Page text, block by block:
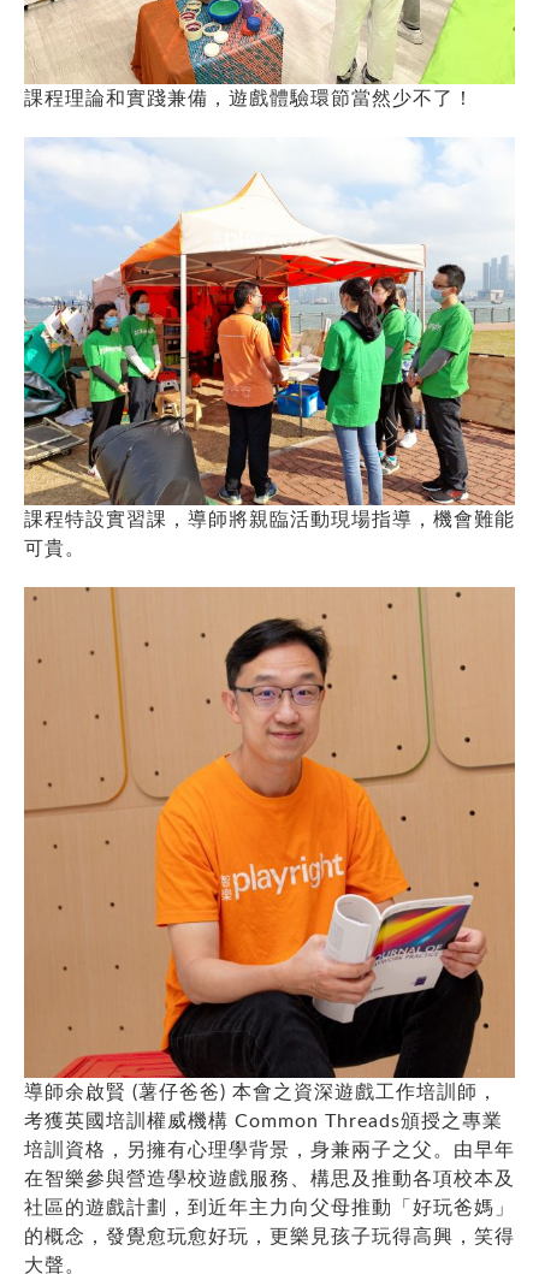
課程理論和實踐兼備，遊戲體驗環節當然少不了！
課程特設實習課，導師將親臨活動現場指導，機會難能
可貴。
導師余啟賢 (薯仔爸爸) 本會之資深遊戲工作培訓師，
考獲英國培訓權威機構 Common Threads頒授之專業
培訓資格，另擁有心理學背景，身兼兩子之父。由早年
在智樂參與營造學校遊戲服務、構思及推動各項校本及
社區的遊戲計劃，到近年主力向父母推動「好玩爸媽」
的概念，發覺愈玩愈好玩，更樂見孩子玩得高興，笑得
大聲。